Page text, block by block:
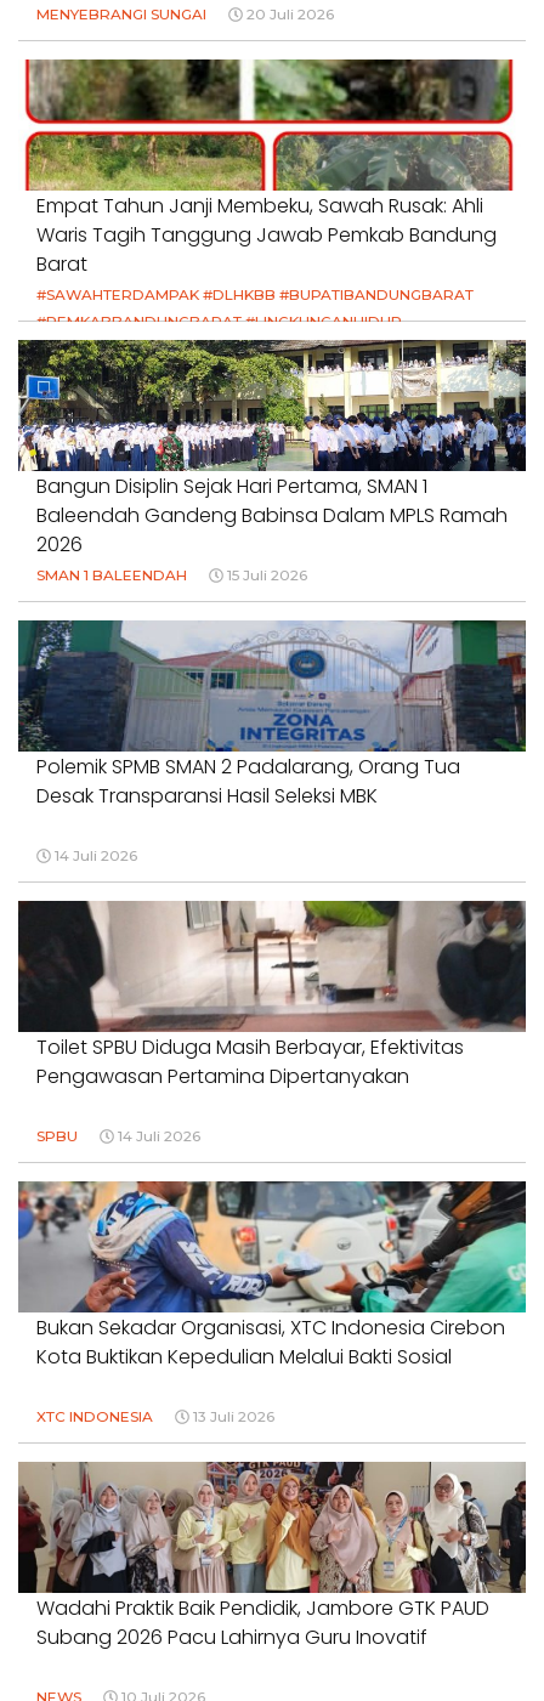
MENYEBRANGI SUNGAI 20 Juli 2026
Empat Tahun Janji Membeku, Sawah Rusak: Ahli
Waris Tagih Tanggung Jawab Pemkab Bandung
Barat
#SAWAHTERDAMPAK #DLHKBB #BUPATIBANDUNGBARAT
#PEMKABBANDUNGBARAT #LINGKUNGANHIDUP
#HAKPETANI #KEADILANUNTUKPETANI
#NORMALISASISALURAN #IRIGASIRUSAK
#DUGAANPENCEMARAN #AKUNTABILITASPEMERINTAH
18 Juli 2026
Bangun Disiplin Sejak Hari Pertama, SMAN 1
Baleendah Gandeng Babinsa Dalam MPLS Ramah
2026
SMAN 1 BALEENDAH 15 Juli 2026
Polemik SPMB SMAN 2 Padalarang, Orang Tua
Desak Transparansi Hasil Seleksi MBK
14 Juli 2026
Toilet SPBU Diduga Masih Berbayar, Efektivitas
Pengawasan Pertamina Dipertanyakan
SPBU 14 Juli 2026
Bukan Sekadar Organisasi, XTC Indonesia Cirebon
Kota Buktikan Kepedulian Melalui Bakti Sosial
XTC INDONESIA 13 Juli 2026
Wadahi Praktik Baik Pendidik, Jambore GTK PAUD
Subang 2026 Pacu Lahirnya Guru Inovatif
NEWS 10 Juli 2026